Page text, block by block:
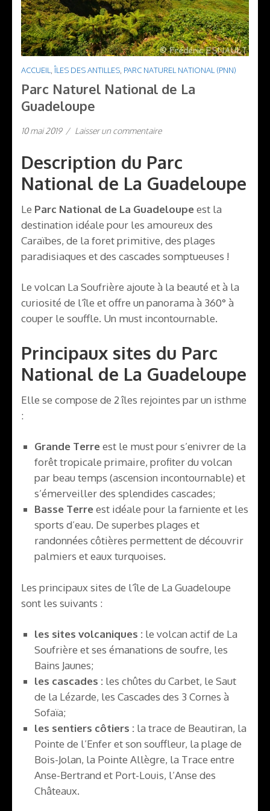
ACCUEIL, ÎLES DES ANTILLES, PARC NATUREL NATIONAL (PNN)
Parc Naturel National de La
Guadeloupe
10 mai 2019 / Laisser un commentaire
Description du Parc
National de La Guadeloupe
Le Parc National de La Guadeloupeest la
destination idéale pour les amoureux des
Caraïbes, de la foret primitive, des plages
paradisiaques et des cascades somptueuses !
Le volcan La Soufrière ajoute à la beauté et à la
curiosité de l’île et offre un panorama à 360° à
couper le souffle. Un must incontournable.
Principaux sites du Parc
National de La Guadeloupe
Elle se compose de 2 îles rejointes par un isthme
:
Grande Terreest le must pour s’enivrer de la
forêt tropicale primaire, profiter du volcan
par beau temps (ascension incontournable) et
s’émerveiller des splendides cascades;
Basse Terreest idéale pour la farniente et les
sports d’eau. De superbes plages et
randonnées côtières permettent de découvrir
palmiers et eaux turquoises.
Les principaux sites de l’île de La Guadeloupe
sont les suivants :
les sites volcaniques : le volcan actif de La
Soufrière et ses émanations de soufre, les
Bains Jaunes;
les cascades : les chûtes du Carbet, le Saut
de la Lézarde, les Cascades des 3 Cornes à
Sofaïa;
les sentiers côtiers : la trace de Beautiran, la
Pointe de l’Enfer et son souffleur, la plage de
Bois-Jolan, la Pointe Allègre, la Trace entre
Anse-Bertrand et Port-Louis, l’Anse des
Châteaux.